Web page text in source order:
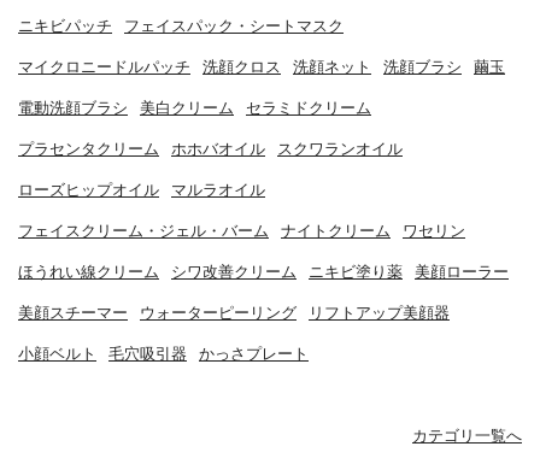
ニキビパッチ フェイスパック・シートマスク
マイクロニードルパッチ 洗顔クロス 洗顔ネット 洗顔ブラシ 繭玉
電動洗顔ブラシ 美白クリーム セラミドクリーム
プラセンタクリーム ホホバオイル スクワランオイル
ローズヒップオイル マルラオイル
フェイスクリーム・ジェル・バーム ナイトクリーム ワセリン
ほうれい線クリーム シワ改善クリーム ニキビ塗り薬 美顔ローラー
美顔スチーマー ウォーターピーリング リフトアップ美顔器
小顔ベルト 毛穴吸引器 かっさプレート
カテゴリ一覧へ